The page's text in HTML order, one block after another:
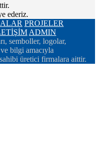
ederiz.
PROJELER
ADMIN
semboller, logolar,
bilgi amacıyla
üretici firmalara aittir.